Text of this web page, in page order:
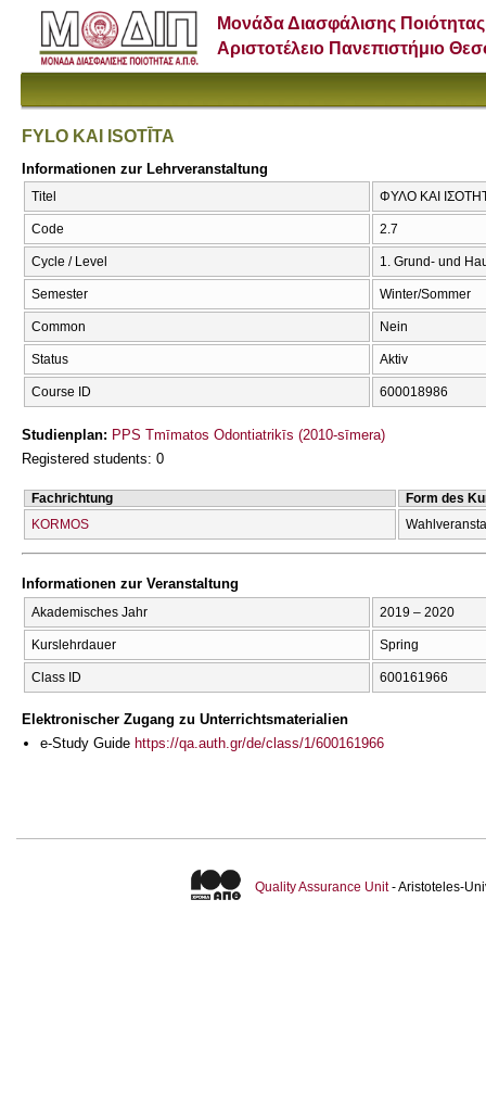
Μονάδα Διασφάλισης Ποιότητας
Αριστοτέλειο Πανεπιστήμιο
FYLO KAI ISOTĪTA
Informationen zur Lehrveranstaltung
Titel ΦΥΛΟ ΚΑΙ
Code 2.7
Cycle / Level 1. Grund- und
Semester Winter/Sommer
Common Nein
Status Aktiv
Course ID 600018986
Studienplan: PPS Tmīmatos Odontiatrikīs (2010-sīmera)
Registered students: 0
Fachrichtung
Form des
KORMOS
Informationen zur Veranstaltung
Akademisches Jahr 2019 – 2020
Kurslehrdauer Spring
Class ID 600161966
Elektronischer Zugang zu Unterrichtsmaterialien
e-Study Guide https://qa.auth.gr/de/class/1/600161966
Quality Assurance Unit- Aristoteles-